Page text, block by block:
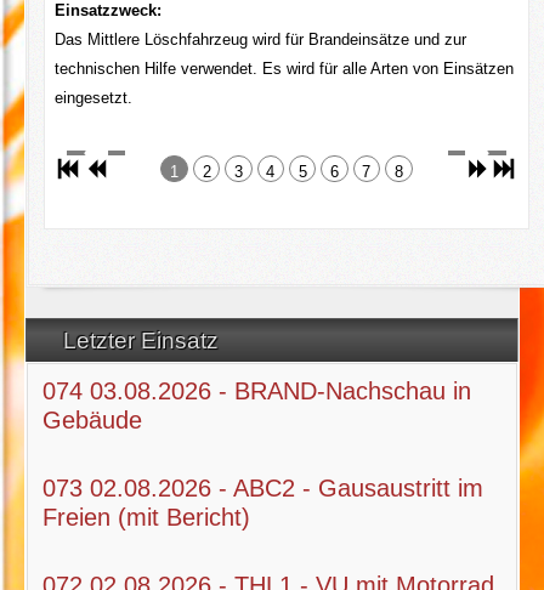
Letzter Einsatz
074 03.08.2026 - BRAND-Nachschau in
Gebäude
073 02.08.2026 - ABC2 - Gausaustritt im
Freien (mit Bericht)
Einsatzzweck:
Das Mittlere Löschfahrzeug wird für Brandeinsätze und zur
technischen Hilfe verwendet. Es wird für alle Arten von Einsätzen
eingesetzt.
1 2 3 4 5 6 7 8